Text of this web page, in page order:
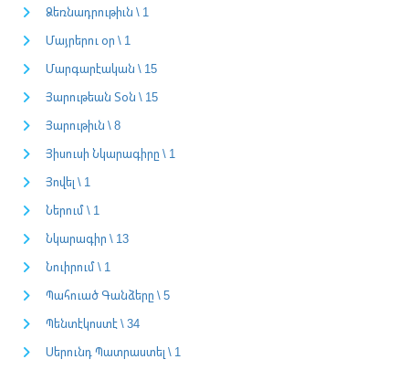
Ձեռնադրութիւն \ 1
Մայրերու օր \ 1
Մարգարէական \ 15
Յարութեան Տօն \ 15
Յարութիւն \ 8
Յիսուսի Նկարագիրը \ 1
Յովել \ 1
Ներում \ 1
Նկարագիր \ 13
Նուիրում \ 1
Պահուած Գանձերը \ 5
Պենտէկոստէ \ 34
Սերունդ Պատրաստել \ 1